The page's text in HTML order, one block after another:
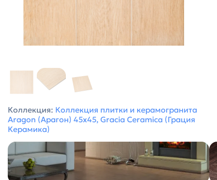
Коллекция: Коллекция плитки и керамогранита
Aragon (Арагон) 45х45, Gracia Ceramica (Грация
Керамика)